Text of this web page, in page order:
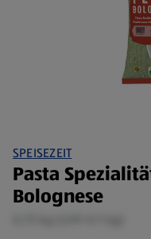
SPEISEZEIT
Pasta
Bolognese